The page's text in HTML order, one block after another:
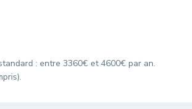
: entre 3360€ et 4600€ par an.